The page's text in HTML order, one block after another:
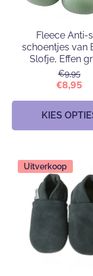
Fleece Anti-
schoentjes van
Slofje, Effen
€9,95
€8,95
KIES
Uitverkoop